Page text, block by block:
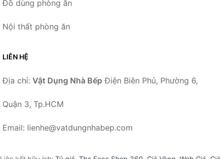
Đồ dùng phòng ăn
Nội thất phòng ăn
LIÊN HỆ
Địa chỉ: Vật Dụng Nhà Bếp Điện Biên Phủ, Phường 6,
Quận 3, Tp.HCM
Email: lienhe@vatdungnhabep.com